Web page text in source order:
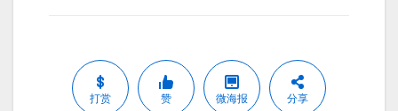
打赏 赞 微海报 分享